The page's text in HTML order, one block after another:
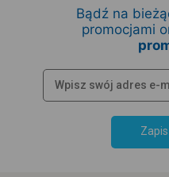
Bądź na
promocjami